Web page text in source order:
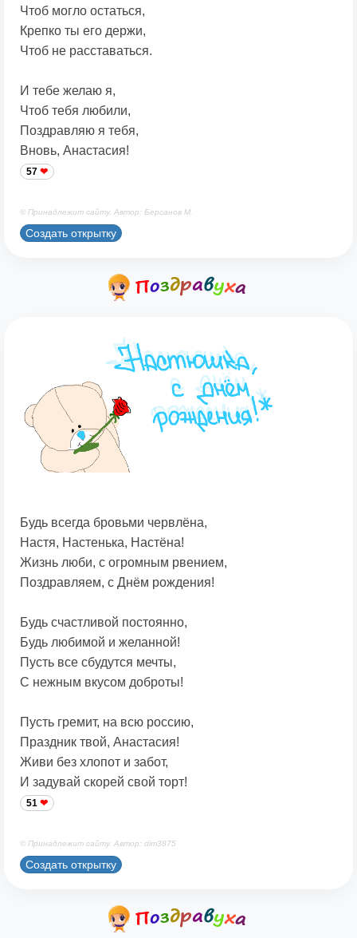
Чтоб могло остаться,
Крепко ты его держи,
Чтоб не расставаться.
И тебе желаю я,
Чтоб тебя любили,
Поздравляю я тебя,
Вновь, Анастасия!
57
© Принадлежит сайту. Автор: Берсанов М.
Создать открытку
Будь всегда бровьми червлёна,
Настя, Настенька, Настёна!
Жизнь люби, с огромным рвением,
Поздравляем, с Днём рождения!
Будь счастливой постоянно,
Будь любимой и желанной!
Пусть все сбудутся мечты,
С нежным вкусом доброты!
Пусть гремит, на всю россию,
Праздник твой, Анастасия!
Живи без хлопот и забот,
И задувай скорей свой торт!
51
© Принадлежит сайту. Автор: dim3875
Создать открытку